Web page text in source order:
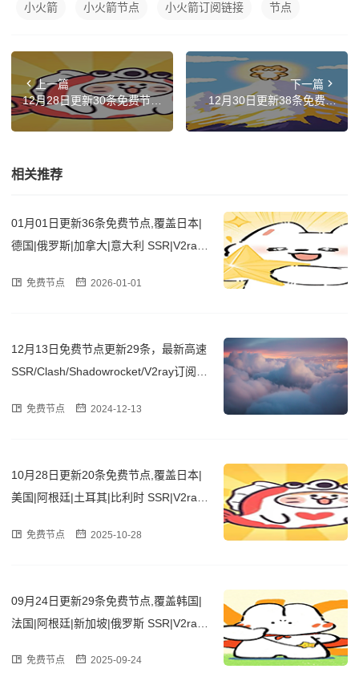
小火箭 小火箭节点 小火箭订阅链接 节点
上一篇
12月28日更新30条免费节
点,覆盖韩国|德国|阿根廷|菲
律宾|比利时 SSR|V2ray|Cla
下一篇
12月30日更新38条免费节
点,覆盖香港|德国|俄罗斯|菲
律宾|俄罗斯 SSR|V2ray|Cla
相关推荐
01月01日更新36条免费节点,覆盖日本|
德国|俄罗斯|加拿大|意大利 SSR|V2ray|
免费节点 2026-01-01
12月13日免费节点更新29条，最新高速
SSR/Clash/Shadowrocket/V2ray订阅链
免费节点 2024-12-13
10月28日更新20条免费节点,覆盖日本|
美国|阿根廷|土耳其|比利时 SSR|V2ray|
免费节点 2025-10-28
09月24日更新29条免费节点,覆盖韩国|
法国|阿根廷|新加坡|俄罗斯 SSR|V2ray|
免费节点 2025-09-24